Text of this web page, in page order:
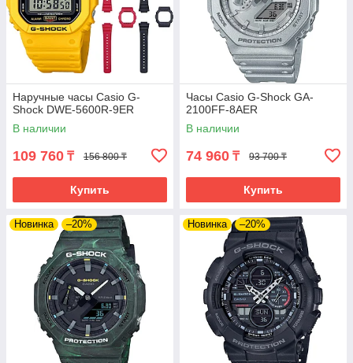
Наручные часы Casio G-
Shock DWE-5600R-9ER
В наличии
109 760 ₸ 156 800 ₸
Купить
Часы Casio G-Shock GA-
2100FF-8AER
В наличии
74 960 ₸ 93 700 ₸
Купить
Новинка –20% Новинка –20%